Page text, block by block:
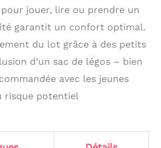
à base d'eau, avec un
grand savoir-faire, rend
toucher, sans aucune
bavure. Il est également
facile à nettoyer. Les
enseignants peuvent se
pour jouer, lire ou prendre un
garantit un confort optimal.
du lot grâce à des petits
d’un sac de légos – bien
avec les jeunes
risque potentiel